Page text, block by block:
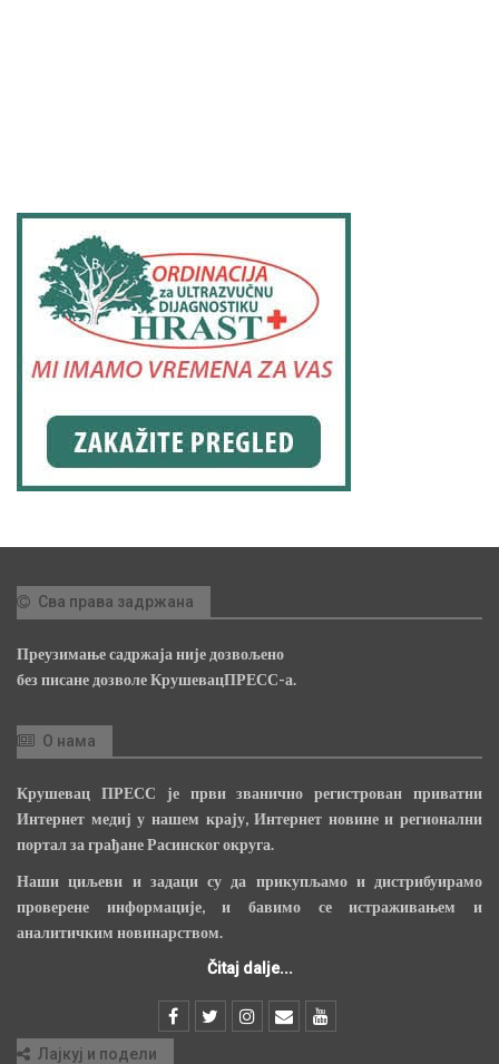
Сва права задржана
Преузимање садржаја није дозвољено
без писане дозволе КрушевацПРЕСС-а.
О нама
Крушевац ПРЕСС је први званично регистрован приватни
Интернет медиј у нашем крају, Интернет новине и регионални
портал за грађане Расинског округа.
Наши циљеви и задаци су да прикупљамо и дистрибуирамо
проверене информације, и бавимо се истраживањем и
аналитичким новинарством.
Čitaj dalje...
Лајкуј и подели